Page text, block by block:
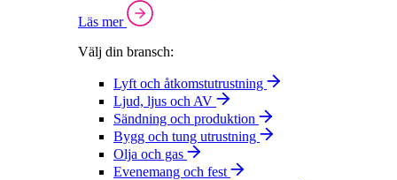
Läs mer
Välj din bransch:
Lyft och åtkomstutrustning
Ljud, ljus och AV
Sändning och produktion
Bygg och tung utrustning
Olja och gas
Evenemang och fest